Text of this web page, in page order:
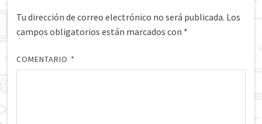
Tu dirección de correo electrónico no será publicada. Los
campos obligatorios están marcados con *
COMENTARIO *